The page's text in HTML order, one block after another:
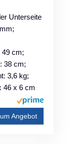
Unterseite
cm;
38 cm;
3,6 kg;
46 x 6 cm
Angebot